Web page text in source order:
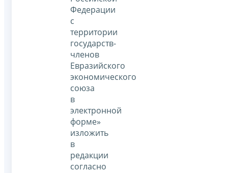
Федерации
с
территории
государств-
членов
Евразийского
экономического
союза
в
электронной
форме»
изложить
в
редакции
согласно